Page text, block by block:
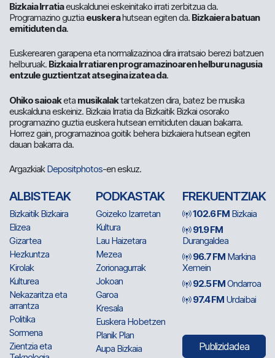
Bizkaia Irratiaeuskaldunei eskeinitako irrati zerbitzua da.
Programazino guztia euskerahutsean egiten da. Bizkaiera batuan
emitiduten da.
Euskerearen garapena eta normalizazinoa dira irratsaio berezi batzuen
helburuak. Bizkaia Irratiaren programazinoaren helburu nagusia
entzule guztientzat atsegina izatea da.
Ohiko saioaketa musikalaktartekatzen dira, batez be musika
euskalduna eskeiniz. Bizkaia Irratia da Bizkaitik Bizkai osorako
programazino guztia euskera hutsean emitiduten dauan bakarra.
Horrez gain, programazinoa goitik behera bizkaiera hutsean egiten
dauan bakarra da.
ArgazkiakDepositphotos-en eskuz.
ALBISTEAK
Bizkaitik Bizkaira
Elizea
Gizartea
Hezkuntza
Kirolak
Kulturea
Nekazaritza eta
arrantza
Politika
Sormena
Zientzia eta
PODKASTAK
Goizeko Izarretan
Kultura
Lau Haizetara
Mezea
Zorionagurrak
Jokoan
Garoa
Kresala
Euskera Hobetzen
Planik Plan
Aupa Bizkaia
FREKUENTZIAK
102.6 FM Bizkaia
91.9 FM
Durangaldea
96.7 FM Markina
Xemein
92.5 FMOndarroa
97.4 FM Urdaibai
Publizidadea